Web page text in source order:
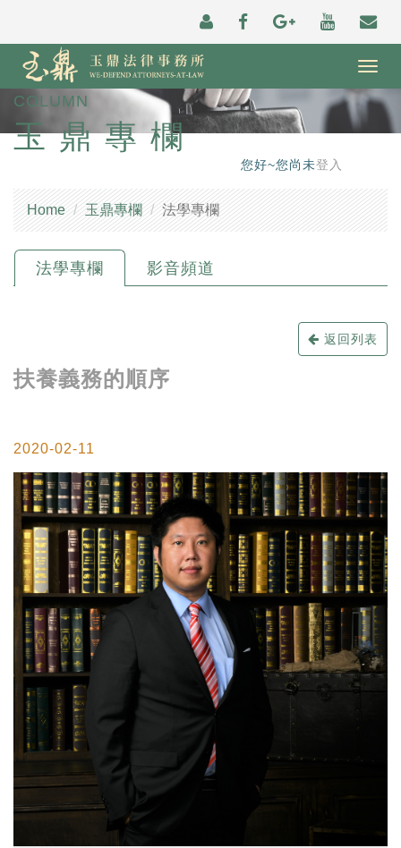
COLUMN
玉鼎專欄
您好~您尚未登入
Home 玉鼎專欄 法學專欄
法學專欄 影音頻道
返回列表
扶養義務的順序
2020-02-11